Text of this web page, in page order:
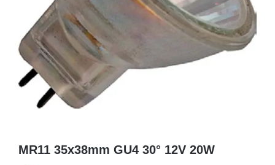
MR11 35x38mm GU4 30° 12V 20W